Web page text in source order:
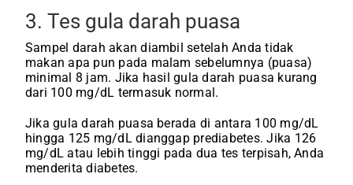
3. Tes gula darah puasa
Sampel darah akan diambil setelah Anda tidak
makan apa pun pada malam sebelumnya (puasa)
minimal 8 jam. Jika hasil gula darah puasa kurang
dari 100 mg/dL termasuk normal.
Jika gula darah puasa berada di antara 100 mg/dL
hingga 125 mg/dL dianggap prediabetes. Jika 126
mg/dL atau lebih tinggi pada dua tes terpisah, Anda
menderita diabetes.